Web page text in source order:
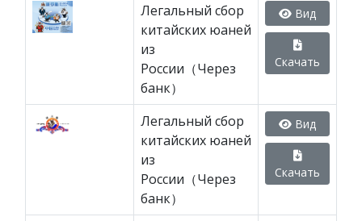
Легальный сбор
китайских юаней
из
России（Через
банк）
Вид
Скачать
Легальный сбор
китайских юаней
из
России（Через
банк）
Вид
Скачать